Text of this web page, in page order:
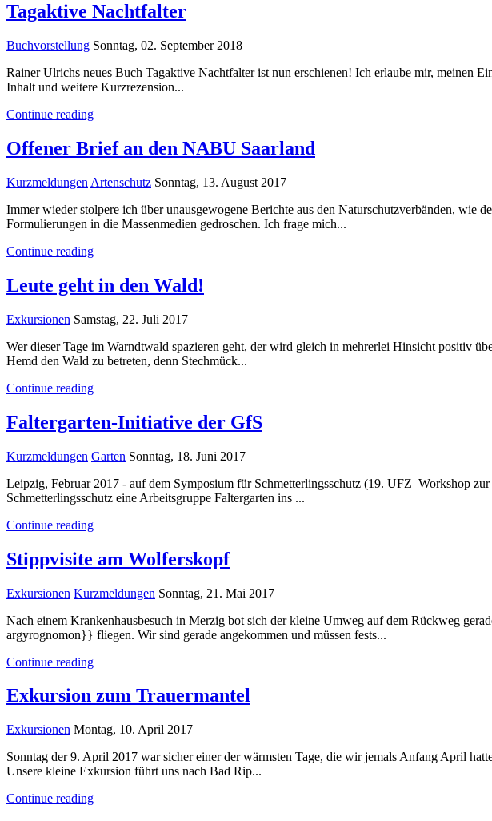
Tagaktive Nachtfalter
Buchvorstellung Sonntag, 02. September 2018
Rainer Ulrichs neues Buch Tagaktive Nachtfalter ist nun erschienen! Ich erlaube mir, meinen
Inhalt und weitere Kurzrezension...
Continue reading
Offener Brief an den NABU Saarland
Kurzmeldungen Artenschutz Sonntag, 13. August 2017
Immer wieder stolpere ich über unausgewogene Berichte aus den Naturschutzverbänden,
Formulierungen in die Massenmedien gedroschen. Ich frage mich...
Continue reading
Leute geht in den Wald!
Exkursionen Samstag, 22. Juli 2017
Wer dieser Tage im Warndtwald spazieren geht, der wird gleich in mehrerlei Hinsicht positiv
Hemd den Wald zu betreten, denn Stechmück...
Continue reading
Faltergarten-Initiative der GfS
Kurzmeldungen Garten Sonntag, 18. Juni 2017
​Leipzig, Februar 2017 - auf dem Symposium für Schmetterlingsschutz (19. UFZ–Workshop
Schmetterlingsschutz eine Arbeitsgruppe Faltergarten ins ...
Continue reading
Stippvisite am Wolferskopf
Exkursionen Kurzmeldungen Sonntag, 21. Mai 2017
Nach einem Krankenhausbesuch in Merzig bot sich der kleine Umweg auf dem Rückweg
argyrognomon}} fliegen. Wir sind gerade angekommen und müssen fests...
Continue reading
Exkursion zum Trauermantel
Exkursionen Montag, 10. April 2017
​Sonntag der 9. April 2017 war sicher einer der wärmsten Tage, die wir jemals Anfang April
Unsere kleine Exkursion führt uns nach Bad Rip...
Continue reading